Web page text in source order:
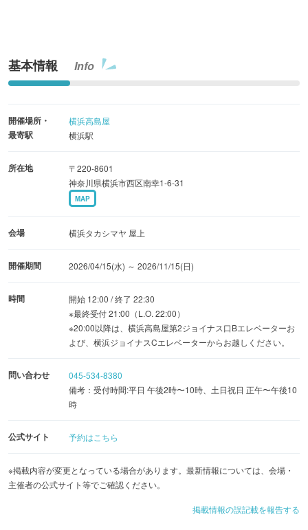
和牛リブロースなどの贅沢なコースや、迫力満点のトマホ
ークステーキ（2日前まで要予約）といったオプションも
も相まって、幅広い世代がワイワイ楽しめる空間です。
■注目メニュー
・スタンダードコース 120分（大人6,000円など）
・平日ランチコース 90分（大人4,000円など）
・牛タンプレート付きコース（スタンダードコース料金＋
・豪快1kgオーバー!トマホークステーキ（オプション＋
15,000円、2日前要予約）
※未就学児無料（推測を含まないため記載なしの指示に従
い、リリース通り小学生から記載）
■バーベキューのスタイル
■取り扱いビール
大手4社を中心に6社16種類を取り揃え
基本情報 Info
開催場所・
最寄駅
横浜高島屋
横浜駅
所在地
〒220-8601
神奈川県横浜市西区南幸1-6-31
MAP
会場 横浜タカシマヤ 屋上
開催期間 2026/04/15(水) ～ 2026/11/15(日)
時間
開始 12:00 / 終了 22:30
※最終受付 21:00（L.O. 22:00）
※20:00以降は、横浜高島屋第2ジョイナス口Bエレベーターお
よび、横浜ジョイナスCエレベーターからお越しください。
問い合わせ
045-534-8380
備考：受付時間:平日 午後2時〜10時、土日祝日 正午〜午後10
時
公式サイト 予約はこちら
※掲載内容が変更となっている場合があります。最新情報については、会場・
主催者の公式サイト等でご確認ください。
掲載情報の誤記載を報告する